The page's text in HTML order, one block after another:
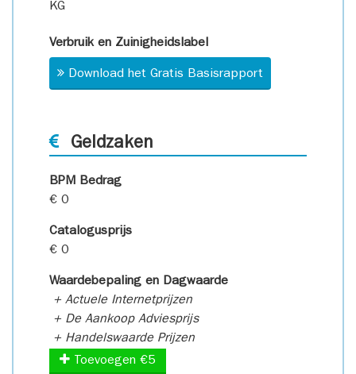
KG
Verbruik en Zuinigheidslabel
Download het Gratis Basisrapport
Geldzaken
BPM Bedrag
€ 0
Catalogusprijs
€ 0
Waardebepaling en Dagwaarde
+ Actuele Internetprijzen
+ De Aankoop Adviesprijs
+ Handelswaarde Prijzen
Toevoegen €5